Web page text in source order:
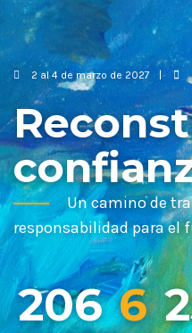
2 al 4 de marzo de 2027
Un camino de
responsabilidad para el
206 6